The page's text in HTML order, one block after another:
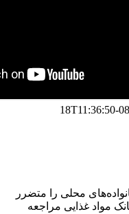
محلی را متضرر
مواد غذایی مراجعه